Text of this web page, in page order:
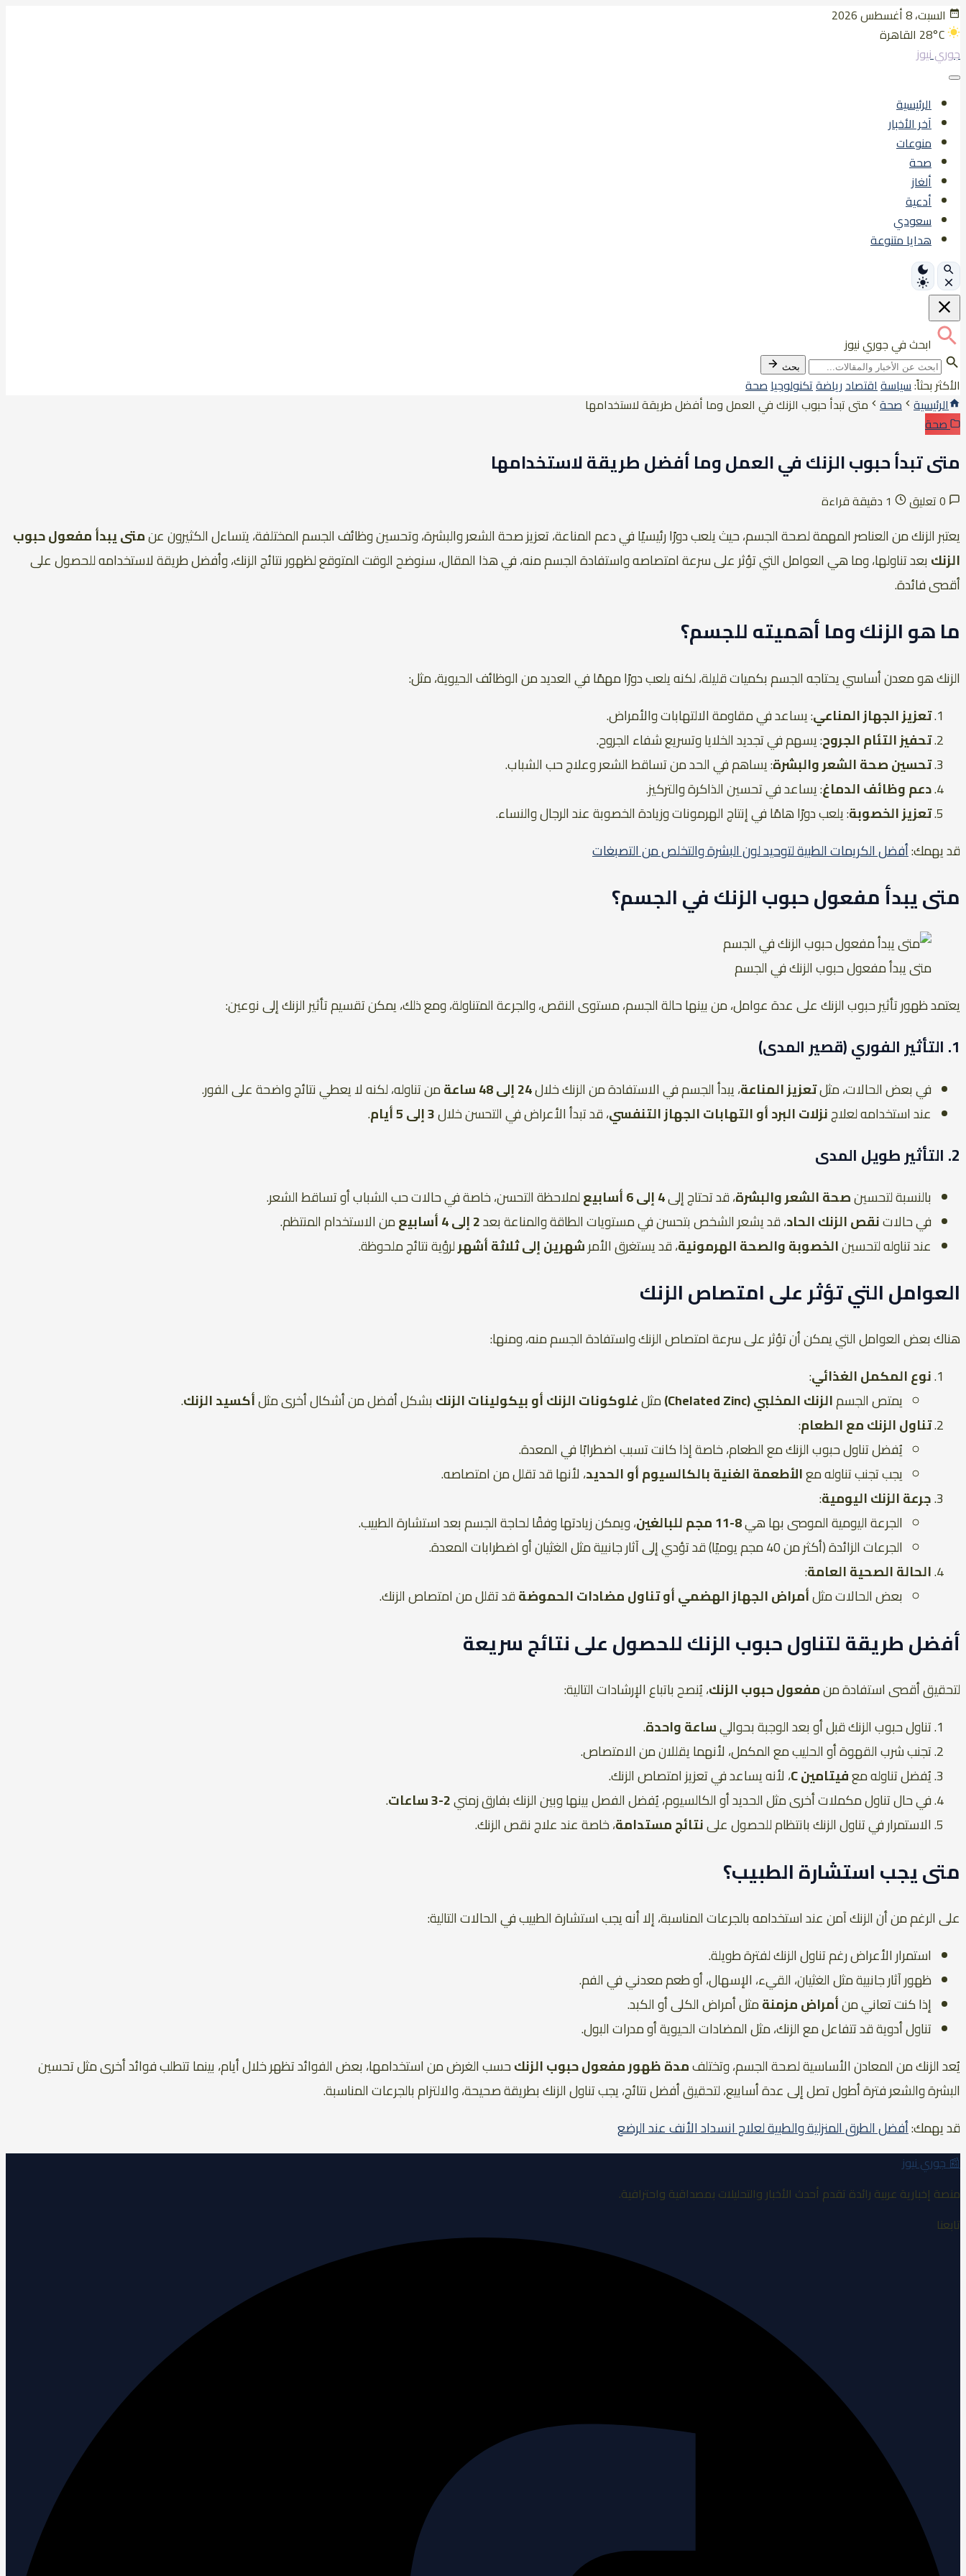
تخطى
إلى
المحتوى
السبت، 8 أغسطس 2026
28°C القاهرة
جوري نيوز
الرئيسية
آخر الأخبار
منوعات
صحة
ألغاز
أدعية
سعودي
هدايا متنوعة
ابحث في جوري نيوز
بحث
الأكثر بحثاً:سياسةاقتصادرياضةتكنولوجياصحة
الرئيسية صحة متى تبدأ حبوب الزنك في العمل وما أفضل طريقة لاستخدامها
صحة
متى تبدأ حبوب الزنك في العمل وما أفضل طريقة لاستخدامها
يعتبر الزنك من العناصر المهمة لصحة الجسم، حيث يلعب دورًا رئيسيًا في دعم المناعة، تعزيز صحة الشعر والبشرة، وتحسين وظائف الجسم المختلفة، يتساءل الكثيرون عنمتى يبدأ مفعول حبوب
الزنكبعد تناولها، وما هي العوامل التي تؤثر على سرعة امتصاصه واستفادة الجسم منه، في هذا المقال، سنوضح الوقت المتوقع لظهور نتائج الزنك، وأفضل طريقة لاستخدامه للحصول على
أقصى فائدة.
ما هو الزنك وما أهميته للجسم؟
الزنك هو معدن أساسي يحتاجه الجسم بكميات قليلة، لكنه يلعب دورًا مهمًا في العديد من الوظائف الحيوية، مثل:
تعزيز الجهاز المناعي: يساعد في مقاومة الالتهابات والأمراض.
تحفيز التئام الجروح: يسهم في تجديد الخلايا وتسريع شفاء الجروح.
تحسين صحة الشعر والبشرة: يساهم في الحد من تساقط الشعر وعلاج حب الشباب.
دعم وظائف الدماغ: يساعد في تحسين الذاكرة والتركيز.
تعزيز الخصوبة: يلعب دورًا هامًا في إنتاج الهرمونات وزيادة الخصوبة عند الرجال والنساء.
قد يهمك:أفضل الكريمات الطبية لتوحيد لون البشرة والتخلص من التصبغات
متى يبدأ مفعول حبوب الزنك في الجسم؟
متى يبدأ مفعول حبوب الزنك في الجسم
يعتمد ظهور تأثير حبوب الزنك على عدة عوامل، من بينها حالة الجسم، مستوى النقص، والجرعة المتناولة، ومع ذلك، يمكن تقسيم تأثير الزنك إلى نوعين:
1. التأثير الفوري (قصير المدى)
في بعض الحالات، مثلتعزيز المناعة، يبدأ الجسم في الاستفادة من الزنك خلال24 إلى 48 ساعة
من تناوله، لكنه لا يعطي نتائج واضحة على الفور.
عند استخدامه لعلاجنزلات البرد أو التهابات الجهاز التنفسي، قد تبدأ الأعراض في التحسن خلال3 إلى 5 أيام .
2. التأثير طويل المدى
بالنسبة لتحسينصحة الشعر والبشرة، قد تحتاج إلى4 إلى 6 أسابيع
لملاحظة التحسن، خاصة في حالات حب الشباب أو تساقط الشعر.
في حالاتنقص الزنك الحاد، قد يشعر الشخص بتحسن في مستويات الطاقة والمناعة بعد2 إلى 4 أسابيع
من الاستخدام المنتظم.
عند تناوله لتحسينالخصوبة والصحة الهرمونية، قد يستغرق الأمرشهرين إلى ثلاثة أشهرلرؤية نتائج ملحوظة.
العوامل التي تؤثر على امتصاص الزنك
هناك بعض العوامل التي يمكن أن تؤثر على سرعة امتصاص الزنك واستفادة الجسم منه، ومنها:
نوع المكمل الغذائي:
يمتص الجسمالزنك المخلبي (Chelated Zinc) مثلغلوكونات الزنك أو بيكولينات الزنكبشكل أفضل من أشكال أخرى مثلأكسيد الزنك.
تناول الزنك مع الطعام:
يُفضل تناول حبوب الزنك مع الطعام، خاصة إذا كانت تسبب اضطرابًا في المعدة.
يجب تجنب تناوله معالأطعمة الغنية بالكالسيوم أو الحديد، لأنها قد تقلل من امتصاصه.
جرعة الزنك اليومية:
الجرعة اليومية الموصى بها هي8-11 مجم للبالغين
، ويمكن زيادتها وفقًا لحاجة الجسم بعد استشارة الطبيب.
الجرعات الزائدة (أكثر من 40 مجم يوميًا) قد تؤدي إلى آثار جانبية مثل الغثيان أو اضطرابات المعدة.
الحالة الصحية العامة:
بعض الحالات مثلأمراض الجهاز الهضمي أو تناول مضادات الحموضةقد تقلل من امتصاص الزنك.
أفضل طريقة لتناول حبوب الزنك للحصول على نتائج سريعة
لتحقيق أقصى استفادة منمفعول حبوب الزنك، يُنصح باتباع الإرشادات التالية:
تناول حبوب الزنك قبل أو بعد الوجبة بحواليساعة واحدة.
تجنب شرب القهوة أو الحليب مع المكمل، لأنهما يقللان من الامتصاص.
يُفضل تناوله معفيتامين C ، لأنه يساعد في تعزيز امتصاص الزنك.
في حال تناول مكملات أخرى مثل الحديد أو الكالسيوم، يُفضل الفصل بينها وبين الزنك بفارق زمني2-3 ساعات
.
الاستمرار في تناول الزنك بانتظام للحصول علىنتائج مستدامة، خاصة عند علاج نقص الزنك.
متى يجب استشارة الطبيب؟
على الرغم من أن الزنك آمن عند استخدامه بالجرعات المناسبة، إلا أنه يجب استشارة الطبيب في الحالات التالية:
استمرار الأعراض رغم تناول الزنك لفترة طويلة.
ظهور آثار جانبية مثل الغثيان، القيء، الإسهال، أو طعم معدني في الفم.
إذا كنت تعاني منأمراض مزمنةمثل أمراض الكلى أو الكبد.
تناول أدوية قد تتفاعل مع الزنك، مثل المضادات الحيوية أو مدرات البول.
يُعد الزنك من المعادن الأساسية لصحة الجسم، وتختلفمدة ظهور مفعول حبوب الزنكحسب الغرض من استخدامها، بعض الفوائد تظهر خلال أيام، بينما تتطلب فوائد أخرى مثل تحسين
البشرة والشعر فترة أطول تصل إلى عدة أسابيع، لتحقيق أفضل نتائج، يجب تناول الزنك بطريقة صحيحة، والالتزام بالجرعات المناسبة.
قد يهمك:أفضل الطرق المنزلية والطبية لعلاج انسداد الأنف عند الرضع
📰جوري نيوز
منصة إخبارية عربية رائدة تقدم أحدث الأخبار والتحليلات بمصداقية واحترافية.
تابعنا